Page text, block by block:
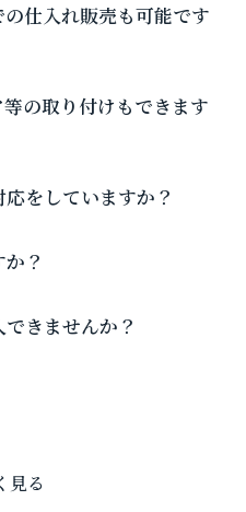
仕入れ販売も可能です
の取り付けもできます
をしていますか？
？
きませんか？
見る